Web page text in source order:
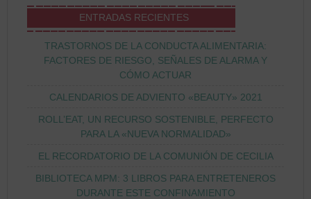
ENTRADAS RECIENTES
TRASTORNOS DE LA CONDUCTA ALIMENTARIA:
FACTORES DE RIESGO, SEÑALES DE ALARMA Y
CÓMO ACTUAR
CALENDARIOS DE ADVIENTO «BEAUTY» 2021
ROLL’EAT, UN RECURSO SOSTENIBLE, PERFECTO
PARA LA «NUEVA NORMALIDAD»
EL RECORDATORIO DE LA COMUNIÓN DE CECILIA
BIBLIOTECA MPM: 3 LIBROS PARA ENTRETENEROS
DURANTE ESTE CONFINAMIENTO